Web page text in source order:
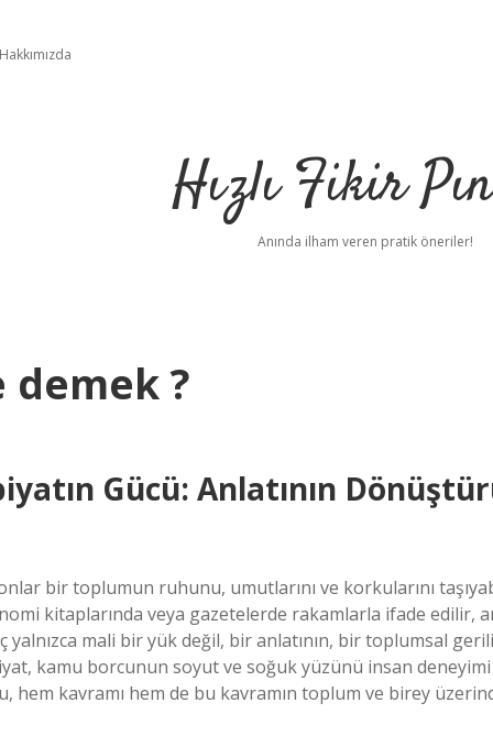
Hakkımızda
Hızlı Fikir
Anında ilham veren pratik öneriler!
demek ?
Gücü: Anlatının
bir toplumun ruhunu, umutlarını ve korkularını
kitaplarında veya gazetelerde rakamlarla ifade edilir,
yalnızca mali bir yük değil, bir anlatının, bir toplumsal
kamu borcunun soyut ve soğuk yüzünü insan
hem kavramı hem de bu kavramın toplum ve birey